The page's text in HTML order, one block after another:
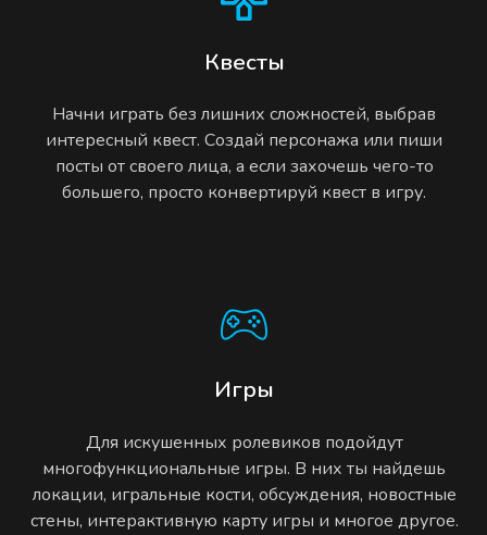
Квесты
Начни играть без лишних сложностей, выбрав
интересный квест. Создай персонажа или пиши
посты от своего лица, а если захочешь чего-то
большего, просто конвертируй квест в игру.
Игры
Для искушенных ролевиков подойдут
многофункциональные игры. В них ты найдешь
локации, игральные кости, обсуждения, новостные
стены, интерактивную карту игры и многое другое.